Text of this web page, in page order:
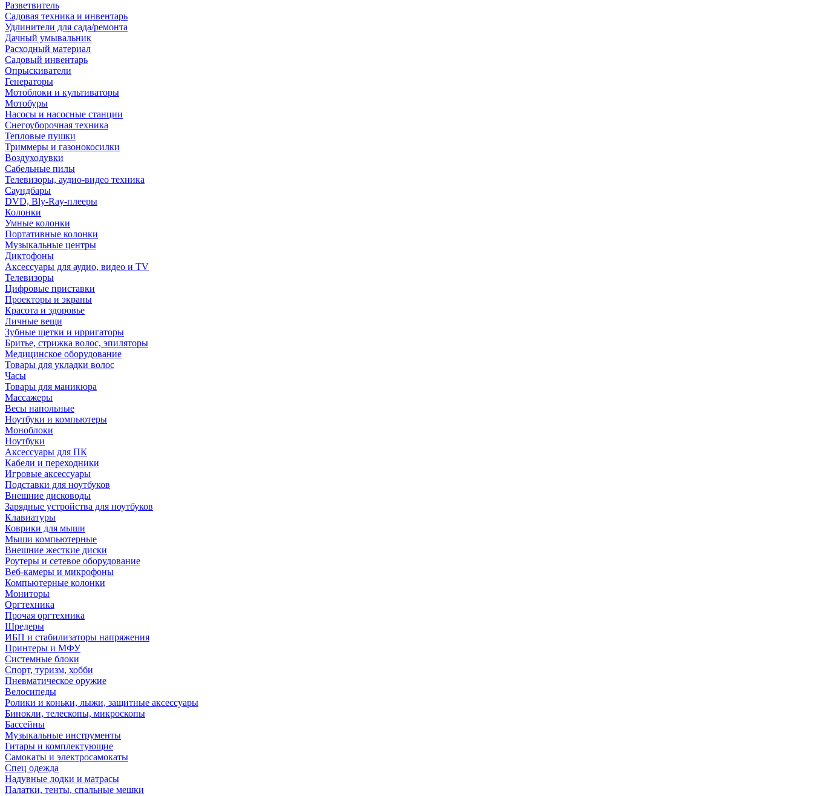
Разветвитель
Садовая техника и инвентарь
Удлинители для сада/ремонта
Дачный умывальник
Расходный материал
Садовый инвентарь
Опрыскиватели
Генераторы
Мотоблоки и культиваторы
Мотобуры
Насосы и насосные станции
Снегоуборочная техника
Тепловые пушки
Триммеры и газонокосилки
Воздуходувки
Сабельные пилы
Телевизоры, аудио-видео техника
Саундбары
DVD, Bly-Ray-плееры
Колонки
Умные колонки
Портативные колонки
Музыкальные центры
Диктофоны
Аксессуары для аудио, видео и TV
Телевизоры
Цифровые приставки
Проекторы и экраны
Красота и здоровье
Личные вещи
Зубные щетки и ирригаторы
Бритье, стрижка волос, эпиляторы
Медицинское оборудование
Товары для укладки волос
Часы
Товары для маникюра
Массажеры
Весы напольные
Ноутбуки и компьютеры
Моноблоки
Ноутбуки
Аксессуары для ПК
Кабели и переходники
Игровые аксессуары
Подставки для ноутбуков
Внешние дисководы
Зарядные устройства для ноутбуков
Клавиатуры
Коврики для мыши
Мыши компьютерные
Внешние жесткие диски
Роутеры и сетевое оборудование
Веб-камеры и микрофоны
Компьютерные колонки
Мониторы
Оргтехника
Прочая оргтехника
Шредеры
ИБП и стабилизаторы напряжения
Принтеры и МФУ
Системные блоки
Спорт, туризм, хобби
Пневматическое оружие
Велосипеды
Ролики и коньки, лыжи, защитные аксессуары
Бинокли, телескопы, микроскопы
Бассейны
Музыкальные инструменты
Гитары и комплектующие
Самокаты и электросамокаты
Спец одежда
Надувные лодки и матрасы
Палатки, тенты, спальные мешки